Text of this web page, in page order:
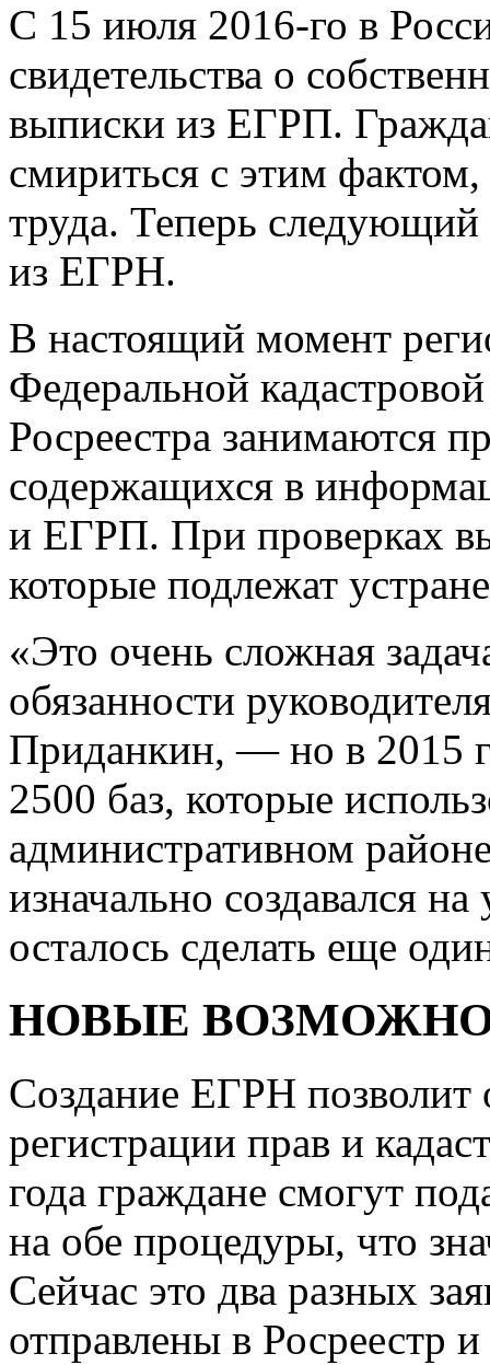
С 15 июля 2016-го в
свидетельства о
выписки из ЕГРП.
смириться с этим
труда. Теперь
из ЕГРН.
В настоящий момент
Федеральной
Росреестра занимаются
содержащихся в
и ЕГРП. При проверках
которые подлежат
«Это очень сложная
обязанности
Приданкин, — но в 2015
2500 баз, которые
административном
изначально создавался
осталось сделать еще
НОВЫЕ
Создание ЕГРН позволит
регистрации прав и
года граждане смогут
на обе процедуры, что
Сейчас это два разных
отправлены в Росреестр